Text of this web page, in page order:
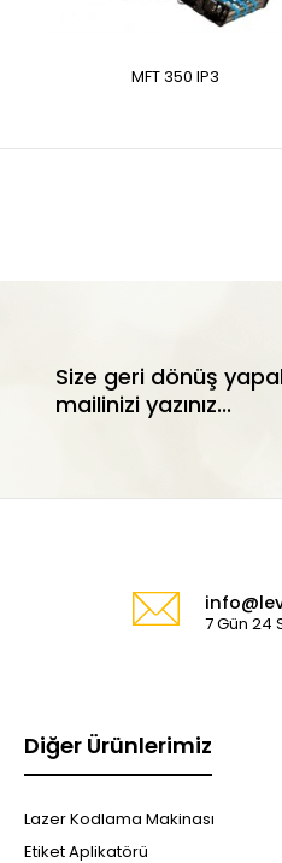
MFT 350 IP3
Size geri dönüş
mailinizi yazınız...
7 Gün 24
Diğer Ürünlerimiz
Lazer Kodlama Makinası
Etiket Aplikatörü